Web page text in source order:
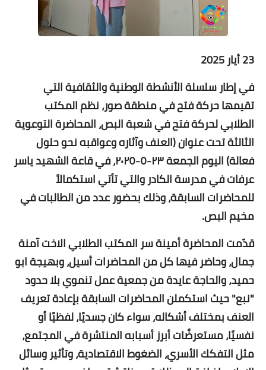
23 أيار 2025
في إطار سلسلة الأنشطة الوطنية والثقافية التي
تقيمها حركة فتح في منطقة صور، نظم المكتب
الطلابي لحركة فتح في شعبة البص، المحاضرة التوعوية
الثالثة تحت عنوان (العنف وآثاره وعواقبه نحو حلول
فعالة) اليوم الجمعة ٢٣-٥-٢٠٢٥، في قاعة الشهيد ياسر
عرفات في مدرسة الكادر والتي تأتي استكمالاً
للمحاضرات السابقة، وذلك بحضور عدد من الطالبات في
مخيم البص.
قدّمت المحاضرة أمينة سر المكتب الطلابي الاخت آمنة
جمال، وحاضر فيها كل من المحاضرات أسيل، وبهيجة ابو
حميد، والحاجة عايدة من جمعية عمل تنموي بلا حدود
"نبع" حيث استكملن المحاضرات السابقة بإعادة تعريف
العنف بمختلف أشكاله، سواء كان جسديًا، لفظيًا أو
نفسيًا، مستعرضًات أبرز أسبابه المنتشرة في المجتمع،
مثل التفكك الأسري، الضغوط الاقتصادية، وتأثير وسائل